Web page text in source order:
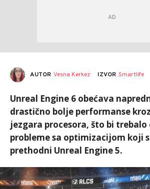
AUTOR Vesna Kerkez IZVOR Smartlife
Unreal Engine 6 obećava
drastično bolje performanse
jezgara procesora, što bi
probleme sa optimizacijom koji
prethodni Unreal Engine 5.